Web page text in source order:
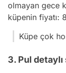
olmayan gece
küpenin fiyatı:
Küpe çok
3. Pul detaylı